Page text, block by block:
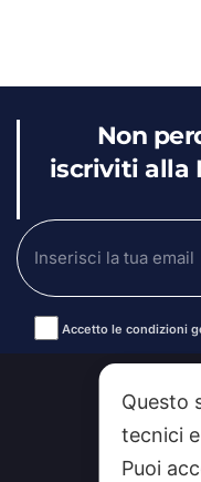
Non
iscriviti alla
Accetto le condizioni
Alternative:
Questo
tecnici
Puoi